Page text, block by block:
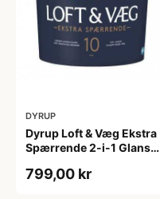
DYRUP
Dyrup Loft & Væg Ekstra
Spærrende 2-i-1 Glans
799,00 kr